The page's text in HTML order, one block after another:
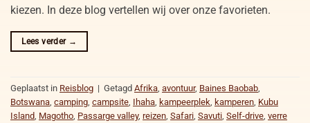
kiezen. In deze blog vertellen wij over onze favorieten.
Lees verder →
Geplaatst in Reisblog | Getagd Afrika avontuur, Baines Baobab
Botswana camping campsite Ihaha kampeerplek kamperen Kubu
Island Magotho Passarge valley, reizen Safari Savuti Self-drive verre